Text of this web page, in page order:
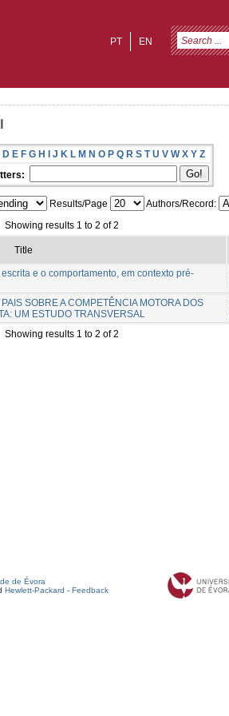
EN
PT
D E F G H I J K L M N O P Q R S T U V W X Y Z
Results/Page
Authors/Record:
Showing results 1 to 2 of 2
Title
e o comportamento, em contexto pré-
SOBRE A COMPETÊNCIA MOTORA DOS
UM ESTUDO TRANSVERSAL
Showing results 1 to 2 of 2
de Évora
Hewlett-Packard - Feedback